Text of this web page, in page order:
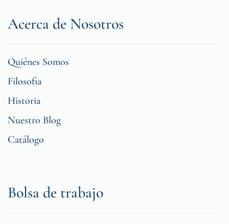
Acerca de Nosotros
Quiénes Somos
Filosofia
Historia
Nuestro Blog
Catálogo
Bolsa de trabajo